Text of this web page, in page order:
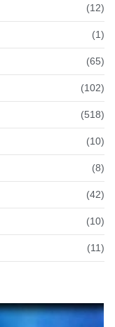
(12)
(1)
(65)
(102)
(518)
(10)
(8)
(42)
(10)
(11)